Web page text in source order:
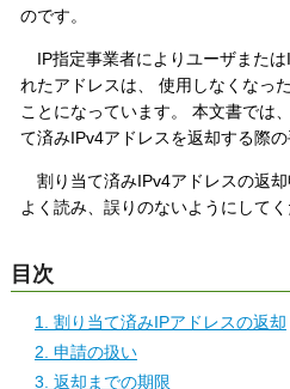
のです。
IP指定事業者によりユーザまたは
れたアドレスは、 使用しなくなっ
ことになっています。 本文書では
て済みIPv4アドレスを返却する際の
割り当て済みIPv4アドレスの返
よく読み、誤りのないようにしてく
目次
1. 割り当て済みIPアドレスの返却
2. 申請の扱い
3. 返却までの期限